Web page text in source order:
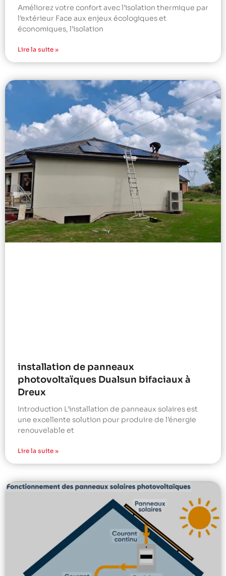
Améliorez votre confort avec l’isolation thermique par
l’extérieur Face aux enjeux écologiques et
économiques, l’isolation
Lire la suite »
installation de panneaux
photovoltaïques Dualsun bifaciaux à
Dreux
Introduction L’installation de panneaux solaires est
une excellente solution pour produire de l’énergie
renouvelable et
Lire la suite »